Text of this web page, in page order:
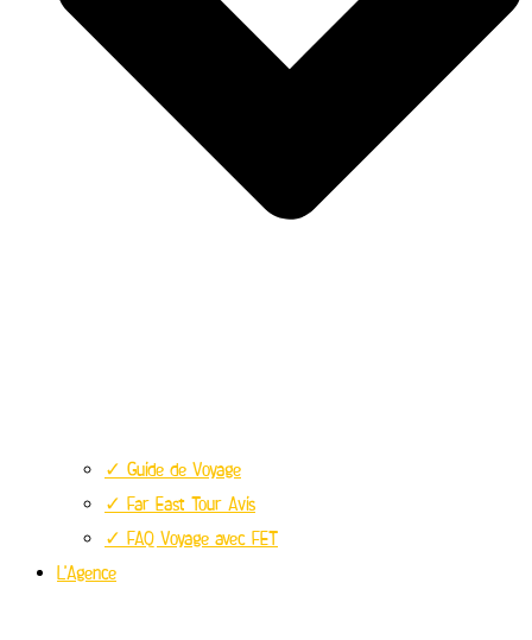
✓ Guide de Voyage
✓ Far East Tour Avis
✓ FAQ Voyage avec FET
L’Agence